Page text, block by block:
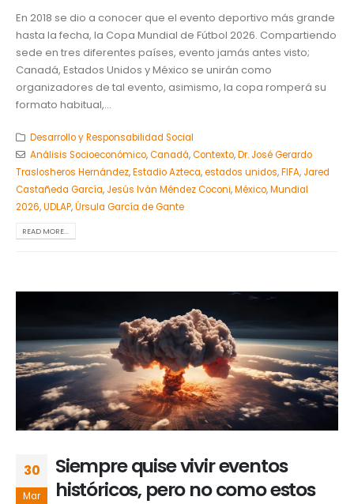
En 2018 se dio a conocer que el evento deportivo más grande
hasta la fecha, la Copa Mundial de Fútbol 2026. Compartiendo
sede en tres diferentes países, evento jamás antes visto;
Canadá, Estados Unidos y México se unirán como
organizadores de tal evento, asimismo, la copa romperá su
formato habitual,...
Desarrollo y Responsabilidad Social
Análisis Socioeconómico,Canadá,Contexto,Dr. José Gerardo
Traslosheros Hernández,Estadio Azteca,estados unidos,FIFA, Jared
Castañeda García, Jesús Iván Méndez Coconi,México,Mundial
2026,UDLAP,Úrsula García de Gante
READ MORE...
30
Mar
Siempre quise vivir eventos
históricos, pero no como estos